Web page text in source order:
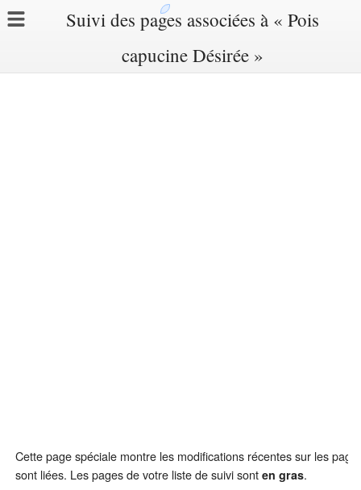
Suivi des pages associées à « Pois
capucine Désirée »
Cette page spéciale montre les modifications récentes sur les
sont liées. Les pages de votre liste de suivi sont en gras.